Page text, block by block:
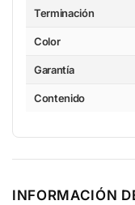
Terminación
Color
Garantía
Contenido
INFORMACIÓN